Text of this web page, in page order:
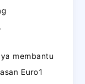
membantu
Euro1